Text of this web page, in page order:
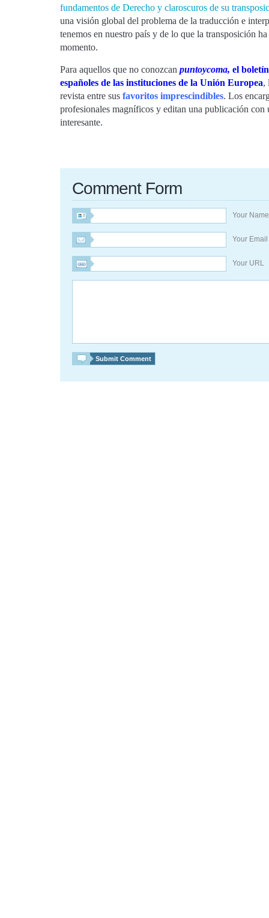
fundamentos de Derecho y claroscuros de su
una visión global del problema de la traducción e
tenemos en nuestro país y de lo que la transposición ha
momento.
Para aquellos que no conozcan puntoycoma, el
españoles de las instituciones de la Unión Europea,
revista entre sus favoritos imprescindibles. Los
profesionales magníficos y editan una publicación con
interesante.
Comment Form
Your
Your Email
Your URL